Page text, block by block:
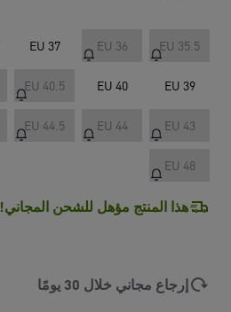
EU 35.5
EU 36
EU 37
EU 39
EU 40
EU 40.5
EU 43
EU 44
EU 44.5
EU 48
هذا المنتج مؤهل للشحن المجاني!
إرجاع مجاني خلال 30 يومًا